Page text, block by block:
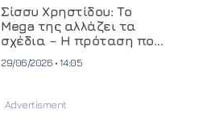
και ανεβάζει τον πήχη
στην παραγωγή
οπτικοακουστικού
περιεχομένου
Σίσσυ Χρηστίδου: Το
Mega της αλλάζει τα
σχέδια – Η πρόταση που
29/06/2026 • 14:05